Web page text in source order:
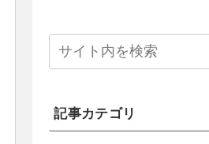
記事カテゴリ